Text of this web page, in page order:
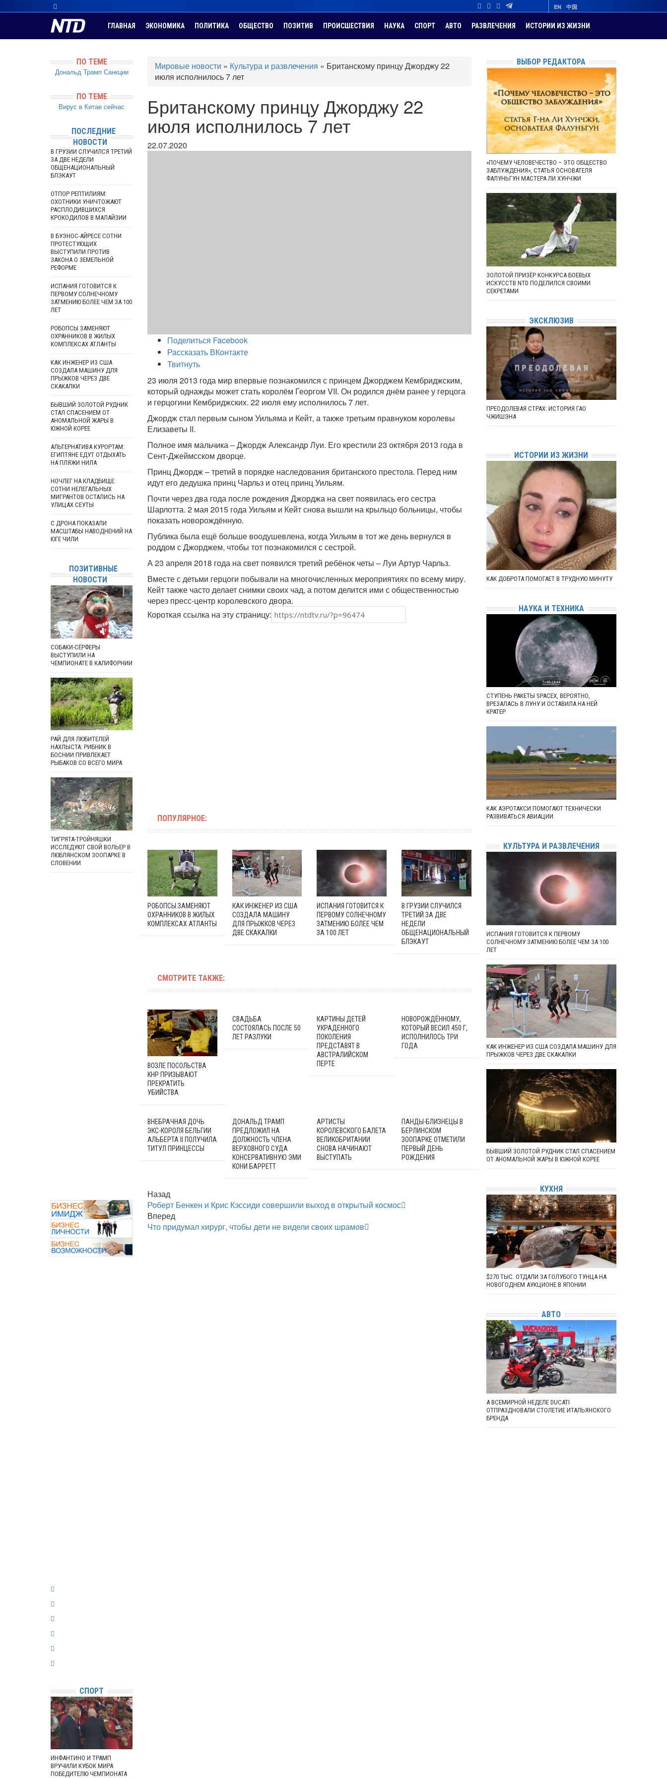
EN 中国
ГЛАВНАЯ ЭКОНОМИКА ПОЛИТИКА ОБЩЕСТВО ПОЗИТИВ ПРОИСШЕСТВИЯ НАУКА СПОРТ АВТО РАЗВЛЕЧЕНИЯ ИСТОРИИ ИЗ ЖИЗНИ
Мировые новости » Культура и развлечения » Британскому принцу Джорджу 22
июля исполнилось 7 лет
Британскому принцу Джорджу 22
июля исполнилось 7 лет
22.07.2020
Поделиться Facebook
Рассказать ВКонтакте
Твитнуть
23 июля 2013 года мир впервые познакомился с принцем Джорджем Кембриджским,
который однажды может стать королём Георгом VII. Он родился днём ранее у герцога
и герцогини Кембриджских. 22 июля ему исполнилось 7 лет.
Джордж стал первым сыном Уильяма и Кейт, а также третьим правнуком королевы
Елизаветы II.
Полное имя мальчика – Джордж Александр Луи. Его крестили 23 октября 2013 года в
Сент-Джеймсском дворце.
Принц Джордж – третий в порядке наследования британского престола. Перед ним
идут его дедушка принц Чарльз и отец принц Уильям.
Почти через два года после рождения Джорджа на свет появилась его сестра
Шарлотта. 2 мая 2015 года Уильям и Кейт снова вышли на крыльцо больницы, чтобы
показать новорождённую.
Публика была ещё больше воодушевлена, когда Уильям в тот же день вернулся в
роддом с Джорджем, чтобы тот познакомился с сестрой.
А 23 апреля 2018 года на свет появился третий ребёнок четы – Луи Артур Чарльз.
Вместе с детьми герцоги побывали на многочисленных мероприятиях по всему миру.
Кейт также часто делает снимки своих чад, а потом делится ими с общественностью
через пресс-центр королевского двора.
Короткая ссылка на эту страницу:
ПОПУЛЯРНОЕ:
РОБОПСЫ ЗАМЕНЯЮТ
ОХРАННИКОВ В ЖИЛЫХ
КОМПЛЕКСАХ АТЛАНТЫ
КАК ИНЖЕНЕР ИЗ США
СОЗДАЛА МАШИНУ
ДЛЯ ПРЫЖКОВ ЧЕРЕЗ
ДВЕ СКАКАЛКИ
ИСПАНИЯ ГОТОВИТСЯ К
ПЕРВОМУ СОЛНЕЧНОМУ
ЗАТМЕНИЮ БОЛЕЕ ЧЕМ
ЗА 100 ЛЕТ
В ГРУЗИИ СЛУЧИЛСЯ
ТРЕТИЙ ЗА ДВЕ
НЕДЕЛИ
ОБЩЕНАЦИОНАЛЬНЫЙ
БЛЭКАУТ
СМОТРИТЕ ТАКЖЕ:
ВОЗЛЕ ПОСОЛЬСТВА
КНР ПРИЗЫВАЮТ
ПРЕКРАТИТЬ
УБИЙСТВА
СВАДЬБА
СОСТОЯЛАСЬ ПОСЛЕ 50
ЛЕТ РАЗЛУКИ
КАРТИНЫ ДЕТЕЙ
УКРАДЕННОГО
ПОКОЛЕНИЯ
ПРЕДСТАВЯТ В
АВСТРАЛИЙСКОМ
ПЕРТЕ
НОВОРОЖДЁННОМУ,
КОТОРЫЙ ВЕСИЛ 450 Г,
ИСПОЛНИЛОСЬ ТРИ
ГОДА
ВНЕБРАЧНАЯ ДОЧЬ
ЭКС-КОРОЛЯ БЕЛЬГИИ
АЛЬБЕРТА II ПОЛУЧИЛА
ТИТУЛ ПРИНЦЕССЫ
ДОНАЛЬД ТРАМП
ПРЕДЛОЖИЛ НА
ДОЛЖНОСТЬ ЧЛЕНА
ВЕРХОВНОГО СУДА
КОНСЕРВАТИВНУЮ ЭМИ
КОНИ БАРРЕТТ
АРТИСТЫ
КОРОЛЕВСКОГО БАЛЕТА
ВЕЛИКОБРИТАНИИ
СНОВА НАЧИНАЮТ
ВЫСТУПАТЬ
ПАНДЫ-БЛИЗНЕЦЫ В
БЕРЛИНСКОМ
ЗООПАРКЕ ОТМЕТИЛИ
ПЕРВЫЙ ДЕНЬ
РОЖДЕНИЯ
Назад
Роберт Бенкен и Крис Кэссиди совершили выход в открытый космос
Вперед
Что придумал хирург, чтобы дети не видели своих шрамов
ПО ТЕМЕ
Дональд Трамп Санкции
ПО ТЕМЕ
Вирус в Китае сейчас
ПОСЛЕДНИЕ
НОВОСТИ
В ГРУЗИИ СЛУЧИЛСЯ ТРЕТИЙ
ЗА ДВЕ НЕДЕЛИ
ОБЩЕНАЦИОНАЛЬНЫЙ
БЛЭКАУТ
ОТПОР РЕПТИЛИЯМ:
ОХОТНИКИ УНИЧТОЖАЮТ
РАСПЛОДИВШИХСЯ
КРОКОДИЛОВ В МАЛАЙЗИИ
В БУЭНОС-АЙРЕСЕ СОТНИ
ПРОТЕСТУЮЩИХ
ВЫСТУПИЛИ ПРОТИВ
ЗАКОНА О ЗЕМЕЛЬНОЙ
РЕФОРМЕ
ИСПАНИЯ ГОТОВИТСЯ К
ПЕРВОМУ СОЛНЕЧНОМУ
ЗАТМЕНИЮ БОЛЕЕ ЧЕМ ЗА 100
ЛЕТ
РОБОПСЫ ЗАМЕНЯЮТ
ОХРАННИКОВ В ЖИЛЫХ
КОМПЛЕКСАХ АТЛАНТЫ
КАК ИНЖЕНЕР ИЗ США
СОЗДАЛА МАШИНУ ДЛЯ
ПРЫЖКОВ ЧЕРЕЗ ДВЕ
СКАКАЛКИ
БЫВШИЙ ЗОЛОТОЙ РУДНИК
СТАЛ СПАСЕНИЕМ ОТ
АНОМАЛЬНОЙ ЖАРЫ В
ЮЖНОЙ КОРЕЕ
АЛЬТЕРНАТИВА КУРОРТАМ:
ЕГИПТЯНЕ ЕДУТ ОТДЫХАТЬ
НА ПЛЯЖИ НИЛА
НОЧЛЕГ НА КЛАДБИЩЕ:
СОТНИ НЕЛЕГАЛЬНЫХ
МИГРАНТОВ ОСТАЛИСЬ НА
УЛИЦАХ СЕУТЫ
С ДРОНА ПОКАЗАЛИ
МАСШТАБЫ НАВОДНЕНИЙ НА
ЮГЕ ЧИЛИ
ПОЗИТИВНЫЕ
НОВОСТИ
СОБАКИ-СЁРФЕРЫ
ВЫСТУПИЛИ НА
ЧЕМПИОНАТЕ В КАЛИФОРНИИ
РАЙ ДЛЯ ЛЮБИТЕЛЕЙ
НАХЛЫСТА: РИБНИК В
БОСНИИ ПРИВЛЕКАЕТ
РЫБАКОВ СО ВСЕГО МИРА
ТИГРЯТА-ТРОЙНЯШКИ
ИССЛЕДУЮТ СВОЙ ВОЛЬЕР В
ЛЮБЛЯНСКОМ ЗООПАРКЕ В
СЛОВЕНИИ
СПОРТ
ИНФАНТИНО И ТРАМП
ВРУЧИЛИ КУБОК МИРА
ПОБЕДИТЕЛЮ ЧЕМПИОНАТА
ВЫБОР РЕДАКТОРА
«ПОЧЕМУ ЧЕЛОВЕЧЕСТВО – ЭТО ОБЩЕСТВО
ЗАБЛУЖДЕНИЯ», СТАТЬЯ ОСНОВАТЕЛЯ
ФАЛУНЬГУН МАСТЕРА ЛИ ХУНЧЖИ
ЗОЛОТОЙ ПРИЗЁР КОНКУРСА БОЕВЫХ
ИСКУССТВ NTD ПОДЕЛИЛСЯ СВОИМИ
СЕКРЕТАМИ
ЭКСКЛЮЗИВ
ПРЕОДОЛЕВАЯ СТРАХ: ИСТОРИЯ ГАО
ЧЖИШЭНА
ИСТОРИИ ИЗ ЖИЗНИ
КАК ДОБРОТА ПОМОГАЕТ В ТРУДНУЮ МИНУТУ
НАУКА И ТЕХНИКА
СТУПЕНЬ РАКЕТЫ SPACEX, ВЕРОЯТНО,
ВРЕЗАЛАСЬ В ЛУНУ И ОСТАВИЛА НА НЕЙ
КРАТЕР
КАК АЭРОТАКСИ ПОМОГАЮТ ТЕХНИЧЕСКИ
РАЗВИВАТЬСЯ АВИАЦИИ
КУЛЬТУРА И РАЗВЛЕЧЕНИЯ
ИСПАНИЯ ГОТОВИТСЯ К ПЕРВОМУ
СОЛНЕЧНОМУ ЗАТМЕНИЮ БОЛЕЕ ЧЕМ ЗА 100
ЛЕТ
КАК ИНЖЕНЕР ИЗ США СОЗДАЛА МАШИНУ ДЛЯ
ПРЫЖКОВ ЧЕРЕЗ ДВЕ СКАКАЛКИ
БЫВШИЙ ЗОЛОТОЙ РУДНИК СТАЛ СПАСЕНИЕМ
ОТ АНОМАЛЬНОЙ ЖАРЫ В ЮЖНОЙ КОРЕЕ
КУХНЯ
$270 ТЫС. ОТДАЛИ ЗА ГОЛУБОГО ТУНЦА НА
НОВОГОДНЕМ АУКЦИОНЕ В ЯПОНИИ
АВТО
А ВСЕМИРНОЙ НЕДЕЛЕ DUCATI
ОТПРАЗДНОВАЛИ СТОЛЕТИЕ ИТАЛЬЯНСКОГО
БРЕНДА